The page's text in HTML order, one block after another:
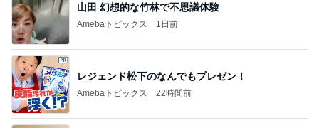
山田 幻想的な竹林で不思議体験
Amebaトピックス 1日前
レジェンド松下のなんでもプレゼン！
Amebaトピックス 22時間前